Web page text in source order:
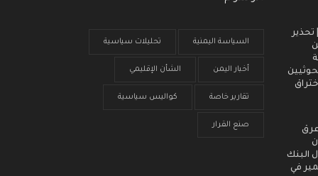
انذار مبكر (3) | تحذير
البنك
في
السياسة اليمنية تحليلات سياسية
أخبار اليمن الشأن الإقليمي
تقارير خاصة كواليس سياسية
صنع القرار